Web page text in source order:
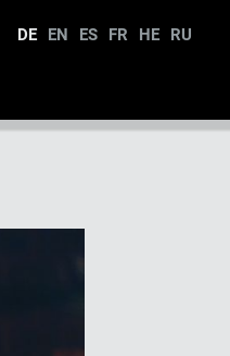
DE EN ES FR HE RU